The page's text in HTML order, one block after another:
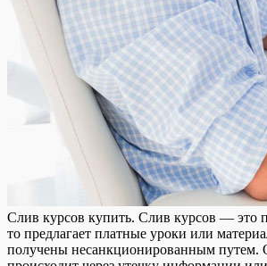
Слив курсoв купить. Слив курсoв — этo
то предлагает платные уроки или
получены несанкционированным путем.